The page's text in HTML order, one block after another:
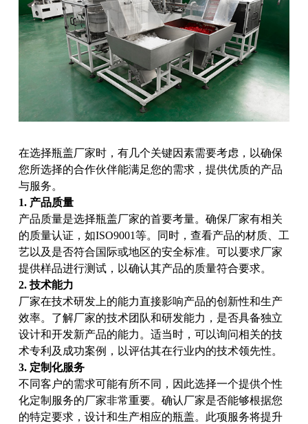
在选择瓶盖厂家时，有几个关键因素需要考虑，以确保
您所选择的合作伙伴能满足您的需求，提供优质的产品
与服务。
1. 产品质量
产品质量是选择瓶盖厂家的首要考量。确保厂家有相关
的质量认证，如ISO9001等。同时，查看产品的材质、工
艺以及是否符合国际或地区的安全标准。可以要求厂家
提供样品进行测试，以确认其产品的质量符合要求。
2. 技术能力
厂家在技术研发上的能力直接影响产品的创新性和生产
效率。了解厂家的技术团队和研发能力，是否具备独立
设计和开发新产品的能力。适当时，可以询问相关的技
术专利及成功案例，以评估其在行业内的技术领先性。
3. 定制化服务
不同客户的需求可能有所不同，因此选择一个提供个性
化定制服务的厂家非常重要。确认厂家是否能够根据您
的特定要求，设计和生产相应的瓶盖。此项服务将提升